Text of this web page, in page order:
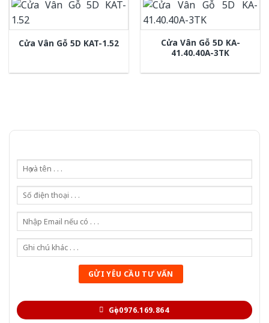
Cửa Vân Gỗ 5D KAT-1.52
Cửa Vân Gỗ 5D KA-
41.40.40A-3TK
Gọi 0976.169.864